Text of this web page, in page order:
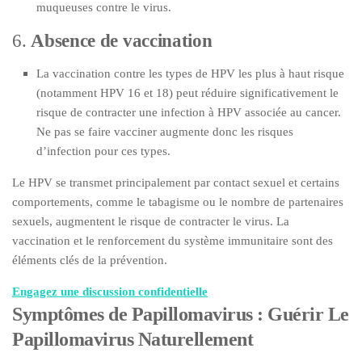
muqueuses contre le virus.
6.Absence de vaccination
La vaccination contre les types de HPV les plus à haut risque
(notamment HPV 16 et 18) peut réduire significativement le
risque de contracter une infection à HPV associée au cancer.
Ne pas se faire vacciner augmente donc les risques
d’infection pour ces types.
Le HPV se transmet principalement par contact sexuel et certains
comportements, comme le tabagisme ou le nombre de partenaires
sexuels, augmentent le risque de contracter le virus. La
vaccination et le renforcement du système immunitaire sont des
éléments clés de la prévention.
Engagez une discussion confidentielle
Symptômes de Papillomavirus : Guérir Le
Papillomavirus Naturellement